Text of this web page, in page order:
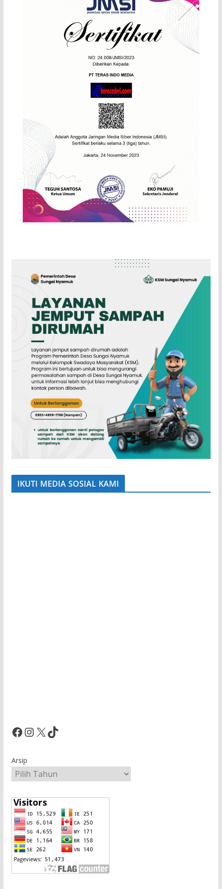
IKUTI MEDIA SOSIAL KAMI
Facebook InstagramX TikTok
Arsip